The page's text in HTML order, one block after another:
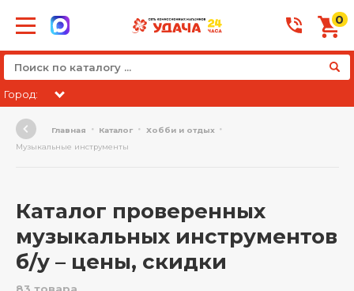
0
Город:
Главная Каталог
Хобби и отдых
Музыкальные инструменты
Каталог проверенных
музыкальных инструментов
б/у – цены, скидки
83 товара